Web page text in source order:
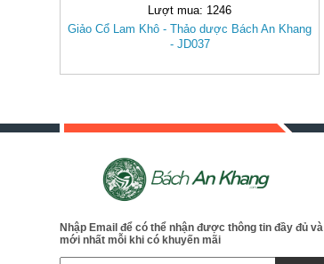
Lượt mua: 1246
Giảo Cổ Lam Khô - Thảo dược Bách An Khang
- JD037
Nhập Email để có thể nhận được thông tin đầy đủ và
mới nhất mỗi khi có khuyến mãi